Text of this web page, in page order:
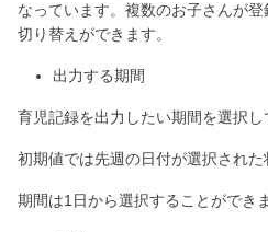
なっています。複数のお子さんが
切り替えができます。
出力する期間
育児記録を出力したい期間を選択し
初期値では先週の日付が選択された
期間は1日から選択することができま